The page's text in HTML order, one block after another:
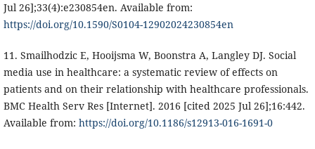
Jul 26];33(4):e230854en. Available from:
https://doi.org/10.1590/S0104-12902024230854en
11. Smailhodzic E, Hooijsma W, Boonstra A, Langley DJ. Social
media use in healthcare: a systematic review of effects on
patients and on their relationship with healthcare professionals.
BMC Health Serv Res [Internet]. 2016 [cited 2025 Jul 26];16:442.
Available from: https://doi.org/10.1186/s12913-016-1691-0